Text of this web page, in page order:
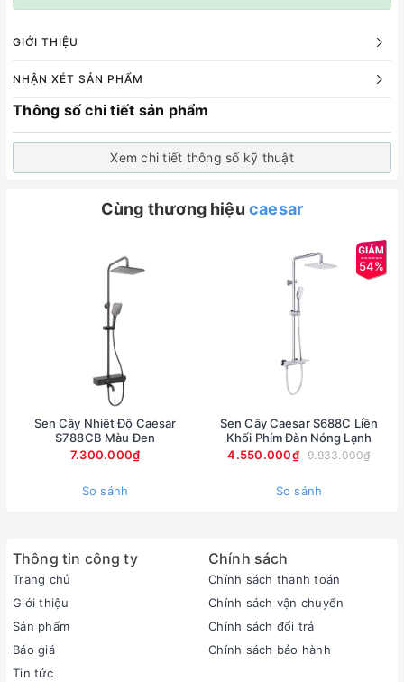
GIỚI THIỆU
NHẬN XÉT SẢN PHẨM
Thông số chi tiết sản phẩm
Xem chi tiết thông số kỹ thuật
Cùng thương hiệu caesar
Sen Cây Nhiệt Độ Caesar
S788CB Màu Đen
7.300.000₫
So sánh
54%
Sen Cây Caesar S688C Liền
Khối Phím Đàn Nóng Lạnh
4.550.000₫
9.933.000₫
So sánh
Thông tin công ty
Trang chủ
Giới thiệu
Sản phẩm
Báo giá
Tin tức
Chính sách
Chính sách thanh toán
Chính sách vận chuyển
Chính sách đổi trả
Chính sách bảo hành